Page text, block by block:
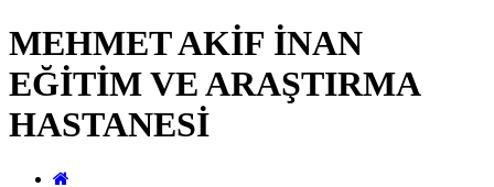
MEHMET AKİF İNAN
EĞİTİM VE ARAŞTIRMA
HASTANESİ